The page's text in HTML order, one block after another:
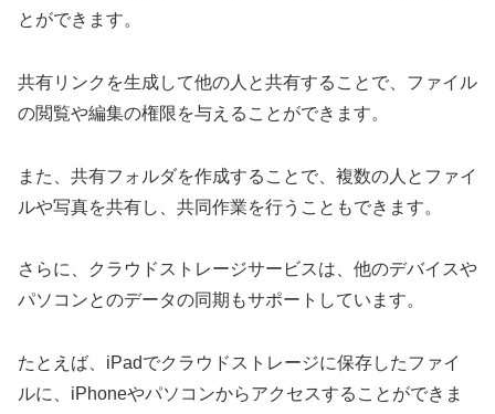
とができます。
共有リンクを生成して他の人と共有することで、ファイル
の閲覧や編集の権限を与えることができます。
また、共有フォルダを作成することで、複数の人とファイ
ルや写真を共有し、共同作業を行うこともできます。
さらに、クラウドストレージサービスは、他のデバイスや
パソコンとのデータの同期もサポートしています。
たとえば、iPadでクラウドストレージに保存したファイ
ルに、iPhoneやパソコンからアクセスすることができま